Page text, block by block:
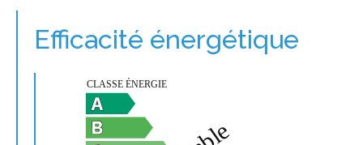
Efficacité énergétique